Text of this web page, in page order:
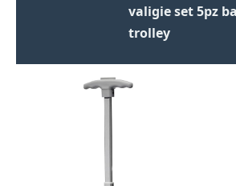
valigie set 5pz
trolley